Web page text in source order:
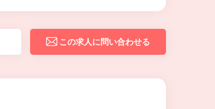
この求人に問い合わせる